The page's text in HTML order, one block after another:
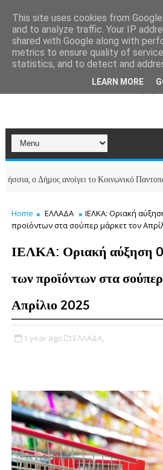
Δήμος ανοίγει το Κοινωνικό Παντοπωλείο
Home ΕΛΛΑΔΑ
ΙΕΛΚΑ: Οριακή
προϊόντων στα σούπερ μάρκετ τον
ΙΕΛΚΑ: Οριακή αύξηση
των προϊόντων στα
Απρίλιο 2025
1 year ago ΕΛΛΑΔΑ,
This site uses cookies from
and to analyze traffic. Your IP
shared with Google along with
metrics to ensure quality of
statistics, and to detect and
LEARN MORE